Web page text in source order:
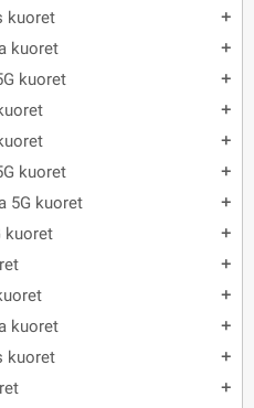
kuoret add
kuoret add
kuoret add
add
add
kuoret add
5G kuoret add
kuoret add
add
add
kuoret add
kuoret add
add